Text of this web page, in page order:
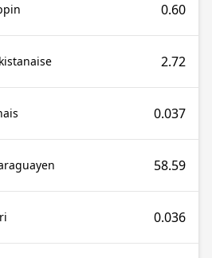
0.60
2.72
0.037
58.59
0.036